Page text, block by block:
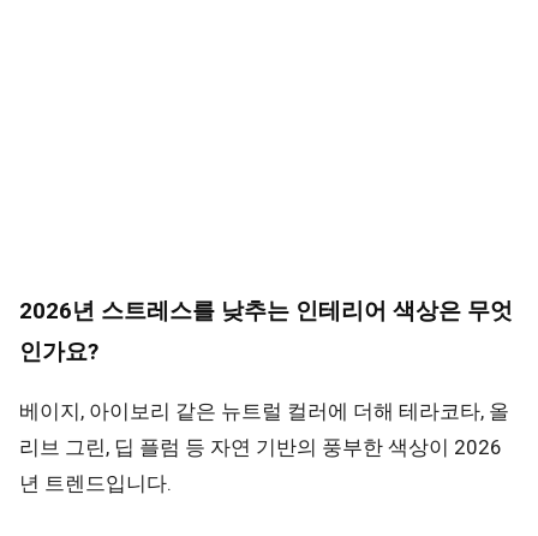
2026년 스트레스를 낮추는 인테리어 색상은 무엇
인가요?
베이지, 아이보리 같은 뉴트럴 컬러에 더해 테라코타, 올
리브 그린, 딥 플럼 등 자연 기반의 풍부한 색상이 2026
년 트렌드입니다.